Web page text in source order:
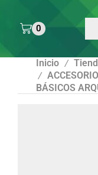
0
Inicio /
/
BÁSICOS